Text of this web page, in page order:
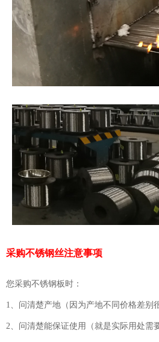
采购不锈钢丝注意事项
您采购不锈钢板时：
1、问清楚产地（因为产地不同价格差别
2、问清楚能保证使用（就是实际用处需